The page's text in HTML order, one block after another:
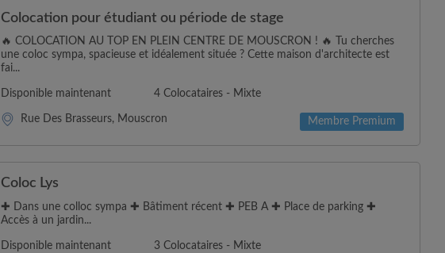
Colocation pour étudiant ou période de stage
🔥 COLOCATION AU TOP EN PLEIN CENTRE DE MOUSCRON ! 🔥 Tu cherches
une coloc sympa, spacieuse et idéalement située ? Cette maison d'architecte est
fai...
Disponible maintenant 4 Colocataires - Mixte
Rue Des Brasseurs, Mouscron Membre Premium
Coloc Lys
✚ Dans une colloc sympa ✚ Bâtiment récent ✚ PEB A ✚ Place de parking ✚
Accès à un jardin...
Disponible maintenant 3 Colocataires - Mixte